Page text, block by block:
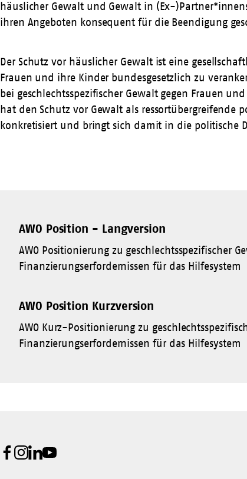
häuslicher Gewalt und Gewalt in (Ex-
ihren Angeboten konsequent für die Beendigung
Der Schutz vor häuslicher Gewalt ist eine
Frauen und ihre Kinder bundesgesetzlich zu
bei geschlechtsspezifischer Gewalt gegen Frauen
hat den Schutz vor Gewalt als ressortübergreifende
konkretisiert und bringt sich damit in die politische
AWO Position - Langversion
AWO Positionierung zu geschlechtsspezifischer
Finanzierungserfordernissen für das Hilfesystem
AWO Position Kurzversion
AWO Kurz-Positionierung zu
Finanzierungserfordernissen für das Hilfesystem
Facebook
Instagram
LinkedIn
Youtube